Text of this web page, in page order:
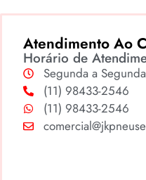
Atendimento Ao
Horário de
Segunda a
(11) 98433-2546
(11) 98433-2546